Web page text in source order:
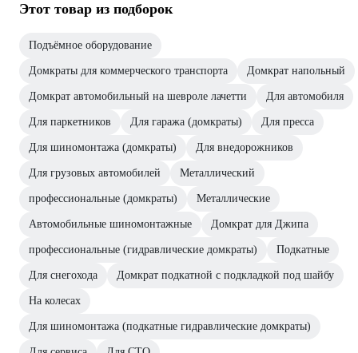
Этот товар из подборок
Подъёмное оборудование
Домкраты для коммерческого транспорта Домкрат напольный
Домкрат автомобильный на шевроле лачетти Для автомобиля
Для паркетников Для гаража (домкраты) Для пресса
Для шиномонтажа (домкраты) Для внедорожников
Для грузовых автомобилей Металлический
профессиональные (домкраты) Металлические
Автомобильные шиномонтажные Домкрат для Джипа
профессиональные (гидравлические домкраты) Подкатные
Для снегохода Домкрат подкатной с подкладкой под шайбу
На колесах
Для шиномонтажа (подкатные гидравлические домкраты)